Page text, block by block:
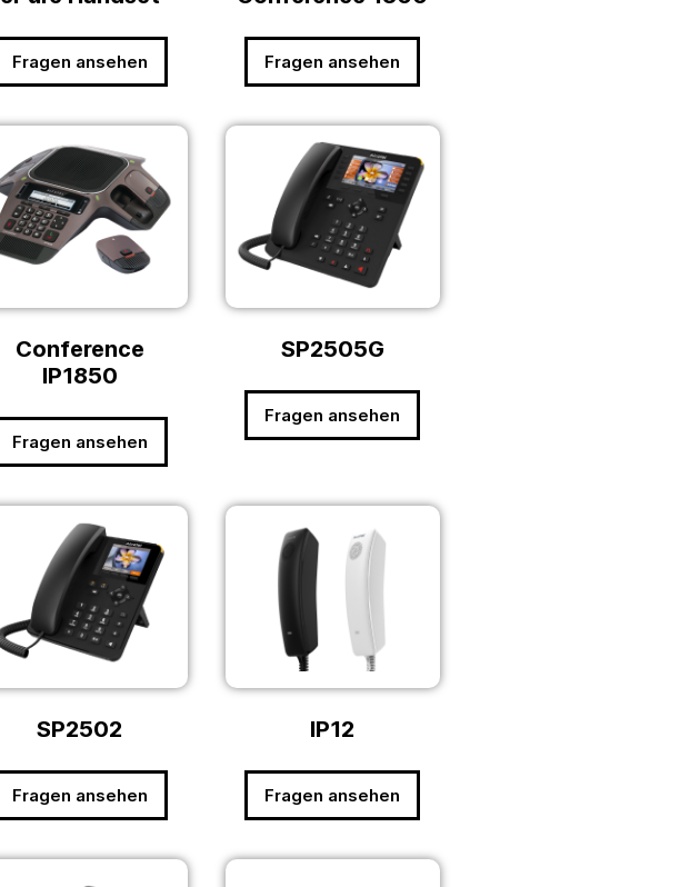
Fragen ansehen Fragen ansehen
Conference
IP1850
Fragen ansehen
SP2505G
Fragen ansehen
SP2502
Fragen ansehen
IP12
Fragen ansehen